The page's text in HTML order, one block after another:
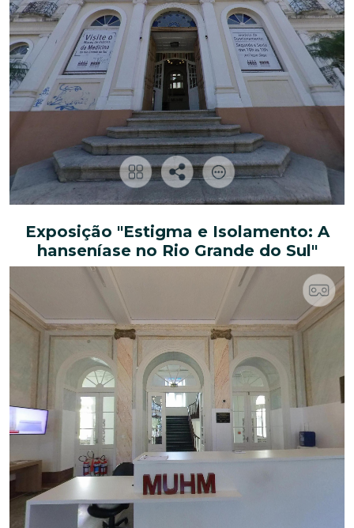
Exposição "Estigma e Isolamento: A
hanseníase no Rio Grande do Sul"